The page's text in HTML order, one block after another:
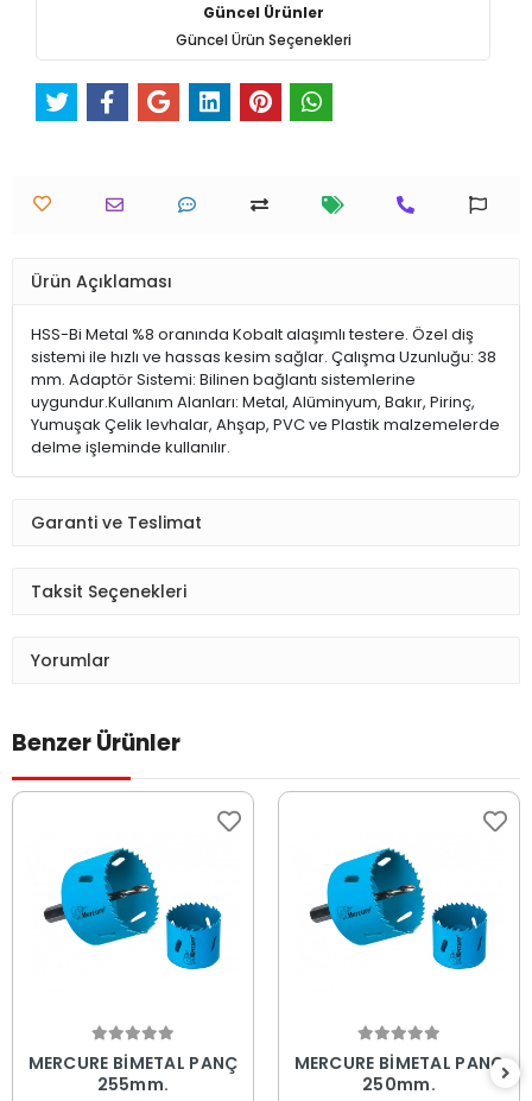
Güncel Ürünler
Güncel Ürün Seçenekleri
Ürün Açıklaması
HSS-Bi Metal %8 oranında Kobalt alaşımlı testere. Özel diş
sistemi ile hızlı ve hassas kesim sağlar. Çalışma Uzunluğu: 38
mm. Adaptör Sistemi: Bilinen bağlantı sistemlerine
uygundur.Kullanım Alanları: Metal, Alüminyum, Bakır, Pirinç,
Yumuşak Çelik levhalar, Ahşap, PVC ve Plastik malzemelerde
delme işleminde kullanılır.
Garanti ve Teslimat
Taksit Seçenekleri
Yorumlar
Benzer Ürünler
Sepete Ekle
MERCURE BİMETAL PANÇ
255mm.
Sepete Ekle
MERCURE BİMETAL PANÇ
250mm.